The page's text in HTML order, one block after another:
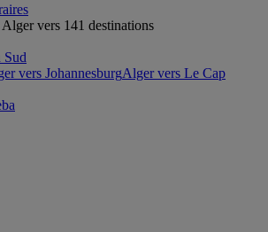
vers 141 destinations
Sud
vers JohannesburgAlger vers Le Cap